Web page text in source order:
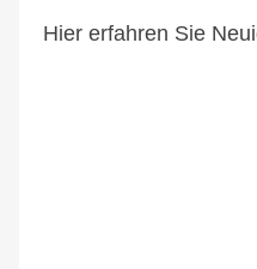
Hier erfahren Sie